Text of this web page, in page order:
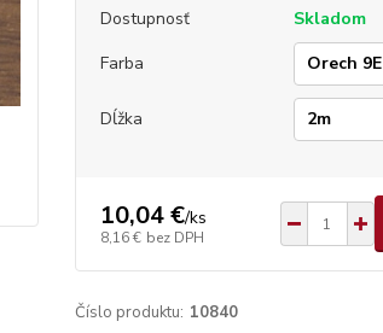
Dostupnosť
Skladom
Farba
Dĺžka
10,04 €/ks
8,16 € bez DPH
Číslo produktu: 10840